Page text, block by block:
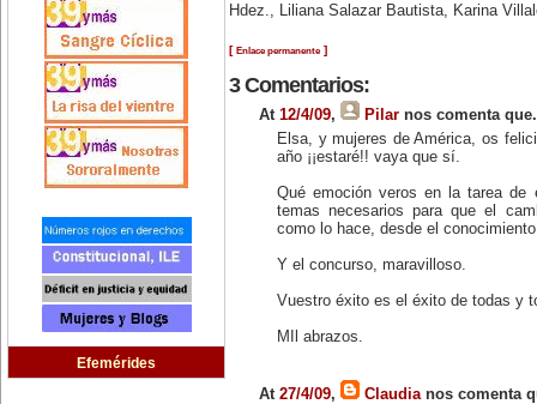
Efemérides
Hdez., Liliana Salazar Bautista, Karina
[ Enlace permanente]
3 Comentarios:
At 12/4/09, Pilar nos comenta
Elsa, y mujeres de América, os
año ¡¡estaré!! vaya que sí.
Qué emoción veros en la tarea
temas necesarios para que el
como lo hace, desde el
Y el concurso, maravilloso.
Vuestro éxito es el éxito de todas y
MIl abrazos.
At 27/4/09, Claudianos comenta